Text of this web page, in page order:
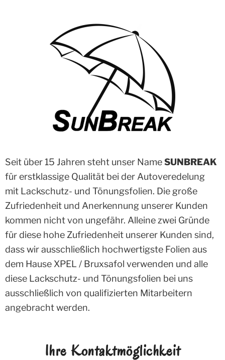
Seit über 15 Jahren steht unser NameSUNBREAK
für erstklassige Qualität bei der Autoveredelung
mit Lackschutz- und Tönungsfolien. Die große
Zufriedenheit und Anerkennung unserer Kunden
kommen nicht von ungefähr. Alleine zwei Gründe
für diese hohe Zufriedenheit unserer Kunden sind,
dass wir ausschließlich hochwertigste Folien aus
dem Hause XPEL / Bruxsafol verwenden und alle
diese Lackschutz- und Tönungsfolien bei uns
ausschließlich von qualifizierten Mitarbeitern
angebracht werden.
Ihre Kontaktmöglichkeit